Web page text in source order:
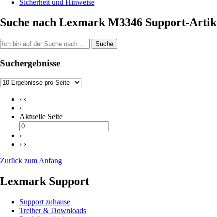
Sicherheit und Hinweise
Suche nach Lexmark M3346 Support-
Suche
Suchergebnisse
‹ ‹
‹
Aktuelle Seite
›
› ›
Zurück zum Anfang
Lexmark Support
Support zuhause
Treiber & Downloads